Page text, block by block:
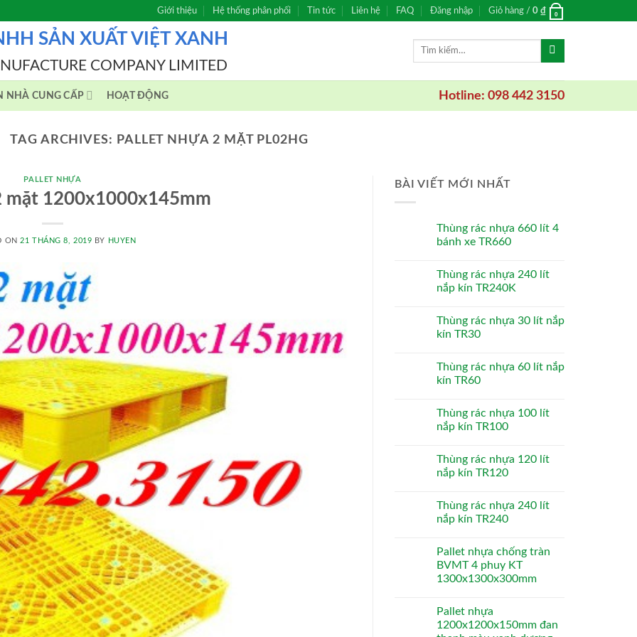
Giới thiệu Hệ thống phân phối Tin tức Liên hệ FAQ Đăng nhập Giỏ hàng / 0 ₫ 0
SẢN XUẤT VIỆT XANH
COMPANY LIMITED
Tìm
NHÀ CUNG CẤP HOẠT ĐỘNG Hotline: 098 442 3150
TAG ARCHIVES: PALLET NHỰA 2 MẶT PL02HG
PALLET NHỰA
mặt 1200x1000x145mm
ON21 THÁNG 8, 2019 BY HUYEN
BÀI VIẾT MỚI NHẤT
Thùng rác nhựa 660 lít 4
bánh xe TR660
Thùng rác nhựa 240 lít
nắp kín TR240K
Thùng rác nhựa 30 lít nắp
kín TR30
Thùng rác nhựa 60 lít nắp
kín TR60
Thùng rác nhựa 100 lít
nắp kín TR100
Thùng rác nhựa 120 lít
nắp kín TR120
Thùng rác nhựa 240 lít
nắp kín TR240
Pallet nhựa chống tràn
BVMT 4 phuy KT
1300x1300x300mm
Pallet nhựa
1200x1200x150mm đan